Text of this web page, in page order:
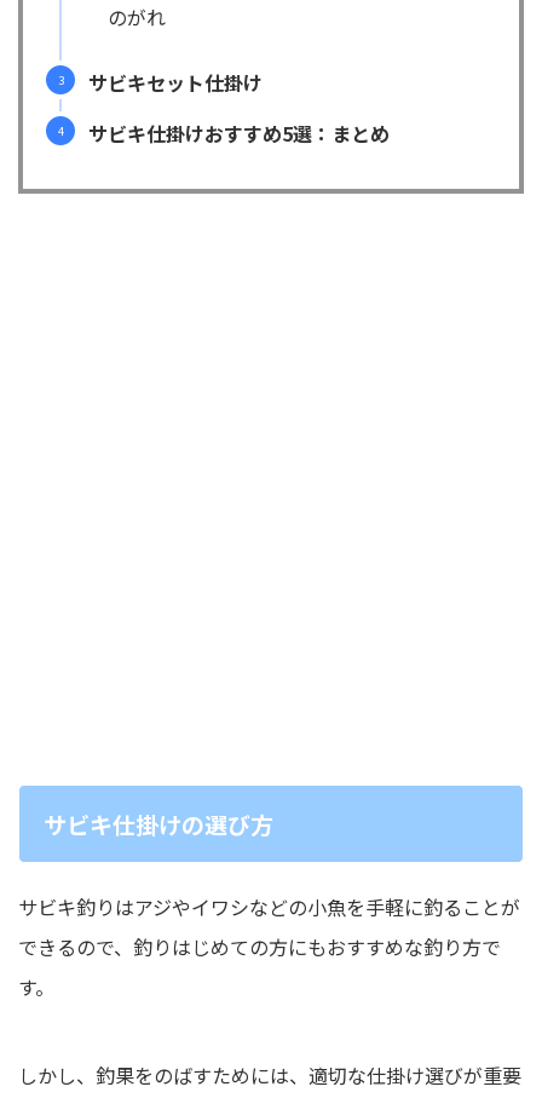
のがれ
サビキセット仕掛け
サビキ仕掛けおすすめ5選：まとめ
サビキ仕掛けの選び方
サビキ釣りはアジやイワシなどの小魚を手軽に釣ることが
できるので、釣りはじめての方にもおすすめな釣り方で
す。
しかし、釣果をのばすためには、適切な仕掛け選びが重要